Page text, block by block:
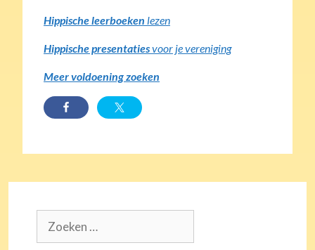
Hippische leerboeken lezen
Hippische presentatiesvoor je vereniging
Meer voldoening zoeken
naar: